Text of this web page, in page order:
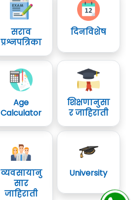
सराव
प्रश्नपत्रिका
दिनविशेष
Age
Calculator
शिक्षणानुसा
र जाहिराती
व्यवसायानु
सार
जाहिराती
University